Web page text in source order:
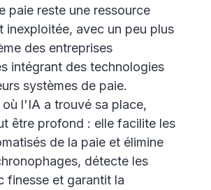
paie reste une ressource
inexploitée, avec un peu plus
des entreprises
intégrant des technologies
systèmes de paie.
où l'IA a trouvé sa place,
être profond : elle facilite les
de la paie et élimine
détecte les
finesse et garantit la